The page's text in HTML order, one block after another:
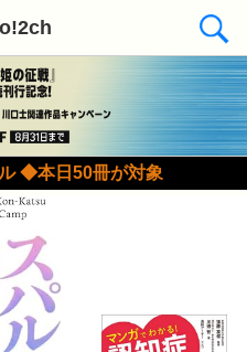
◆本日50冊が対象